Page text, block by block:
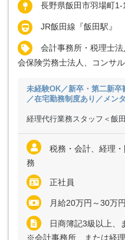
長野県飯田市羽場町1-
JR飯田線『飯田駅』
会計事務所・税理士
会保険労務士法人、コンサ
未経験OK／新卒・第二新
／在宅勤務制度あり／メン
経理代行業務スタッフ＜飯
税務・会計、経理
務
正社員
月給20万円～30万円 ※経験・能力
日商簿記3級以上、
※会計事務所、または経